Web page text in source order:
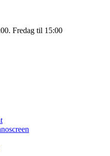
Fredag til 15:00